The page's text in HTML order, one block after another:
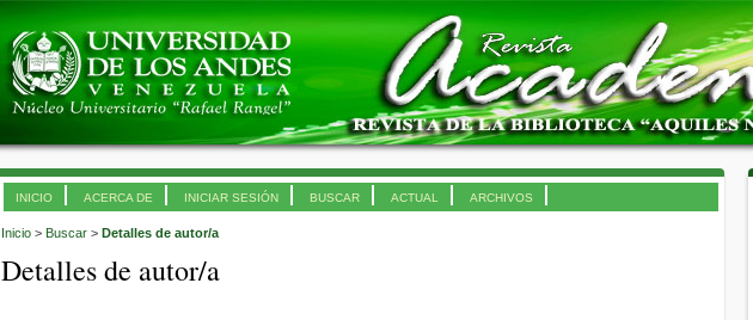
INICIO ACERCA DE INICIAR SESIÓN BUSCAR ACTUAL ARCHIVOS
Inicio > Buscar > Detalles de autor/a
Detalles de autor/a